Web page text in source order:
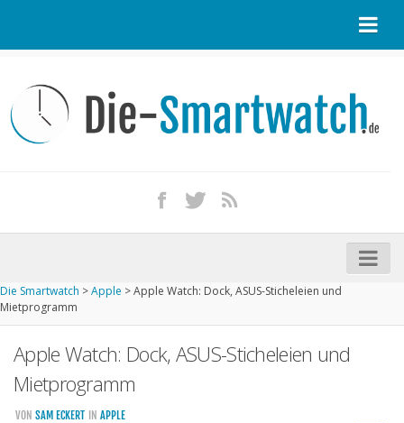
Kontakt / Tipp geben
Impressum
iPhone kaufen
Startseite
Kommende Smartwatches
Marken und Modelle
Die Smartwatch >Apple >Apple Watch: Dock, ASUS-Sticheleien und
Mietprogramm
Apple Watch: Dock, ASUS-Sticheleien und
Mietprogramm
VON SAM ECKERT IN APPLE